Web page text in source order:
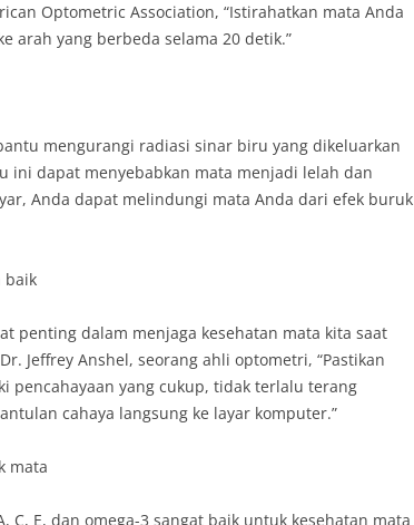
Optometric Association, “Istirahatkan mata Anda
arah yang berbeda selama 20 detik.”
mengurangi radiasi sinar biru yang dikeluarkan
ini dapat menyebabkan mata menjadi lelah dan
Anda dapat melindungi mata Anda dari efek buruk
baik
penting dalam menjaga kesehatan mata kita saat
Jeffrey Anshel, seorang ahli optometri, “Pastikan
pencahayaan yang cukup, tidak terlalu terang
cahaya langsung ke layar komputer.”
mata
C, E, dan omega-3 sangat baik untuk kesehatan mata